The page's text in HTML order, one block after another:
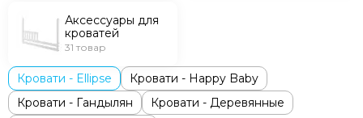
Аксессуары для
кроватей
31 товар
Кровати - Ellipse
Кровати - Happy Baby
Кровати - Гандылян
Кровати - Деревянные